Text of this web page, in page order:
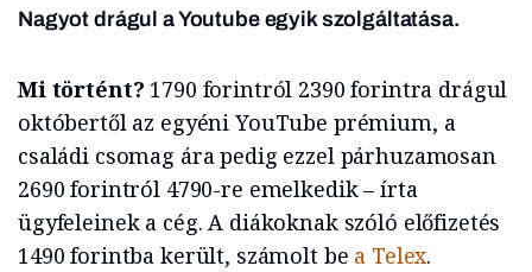
Nagyot drágul a Youtube egyik szolgáltatása.
Mi történt? 1790 forintról 2390 forintra drágul
októbertől az egyéni YouTube prémium, a
családi csomag ára pedig ezzel párhuzamosan
2690 forintról 4790-re emelkedik – írta
ügyfeleinek a cég. A diákoknak szóló előfizetés
1490 forintba került, számolt be a Telex.